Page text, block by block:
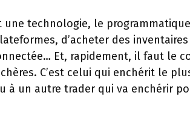
une technologie, le
d’acheter des
Et, rapidement, il faut le
C’est celui qui enchérit le
à un autre trader qui va enchérir